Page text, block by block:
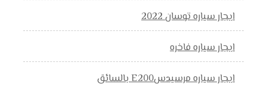
ايجار سياره توسان 2022
ايجار سياره فاخره
ايجار سياره مرسيدسE200 بالسائق